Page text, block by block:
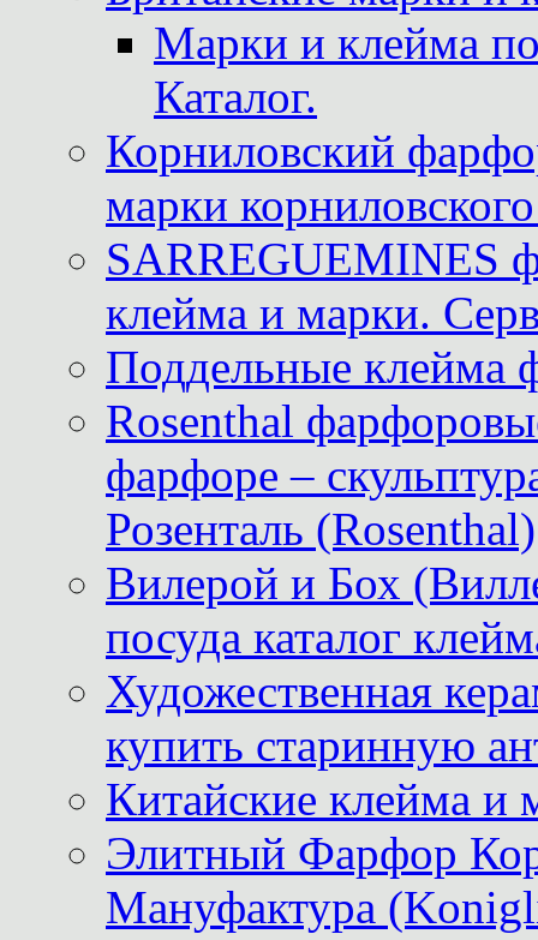
Марки и клейма
Каталог.
Корниловский
марки
SARREGUEMINES
клейма и марки.
Поддельные клейма
Rosenthal
фарфоре –
Розенталь (Rosenthal)
Вилерой и Бох
посуда каталог
Художественная
купить старинную
Китайские клейма и
Элитный Фарфор
Мануфактура